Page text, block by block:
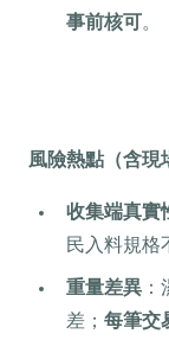
事前核可 。
風險熱點（含現
收集端真實
民入料規格
重量差異
差； 每筆交